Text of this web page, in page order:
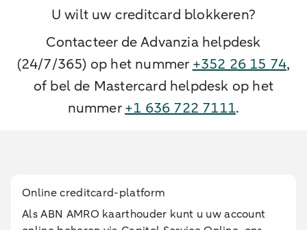
U wilt uw creditcard blokkeren?
Contacteer de Advanzia helpdesk
(24/7/365) op het nummer +352 26 15 74,
of bel de Mastercard helpdesk op het
nummer+1 636 722 7111.
Online creditcard-platform
Als ABN AMRO kaarthouder kunt u uw account